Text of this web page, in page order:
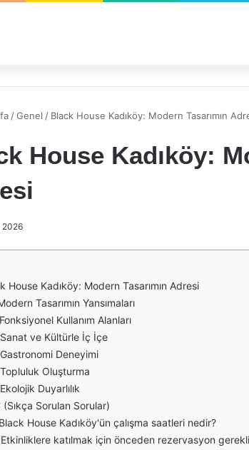
/Genel / Black House Kadıköy: Modern Tasarımın
House Kadıköy:
2026
House Kadıköy: Modern Tasarımın Adresi
Tasarımın Yansımaları
Fonksiyonel Kullanım Alanları
Sanat ve Kültürle İç İçe
Gastronomi Deneyimi
Topluluk Oluşturma
Ekolojik Duyarlılık
(Sıkça Sorulan Sorular)
Black House Kadıköy'ün çalışma saatleri nedir?
Etkinliklere katılmak için önceden rezervasyon